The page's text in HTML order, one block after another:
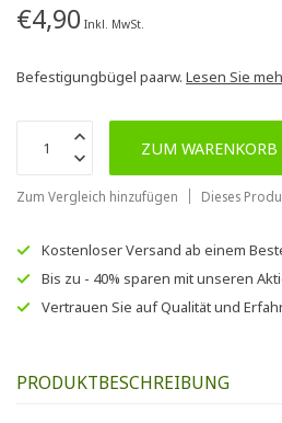
€4,90 Inkl. MwSt.
Befestigungbügel paarw. Lesen Sie
ZUM
Zum Vergleich hinzufügen Dieses
Kostenloser Versand ab einem
Bis zu - 40% sparen mit unseren
Vertrauen Sie aufQualität und
PRODUKTBESCHREIBUNG